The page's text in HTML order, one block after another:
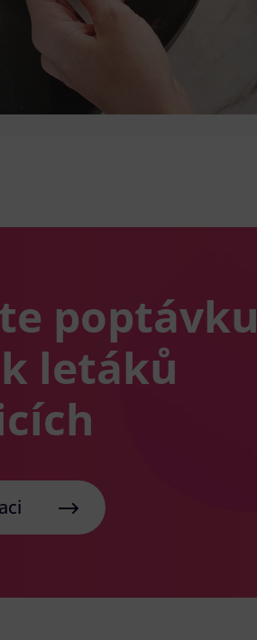
poptávku
letáků